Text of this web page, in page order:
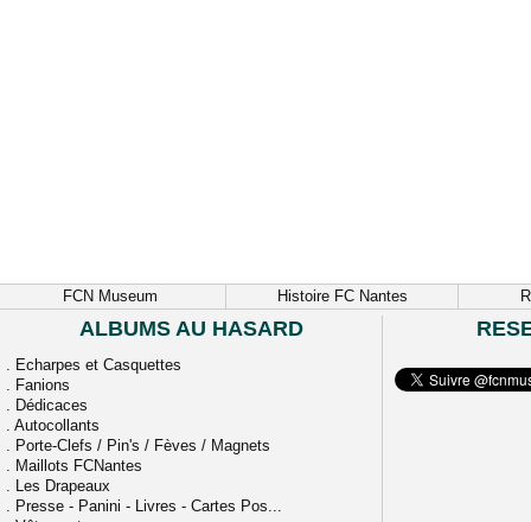
FCN Museum Histoire FC Nantes
ALBUMS AU HASARD
. Echarpes et Casquettes
. Fanions
. Dédicaces
. Autocollants
. Porte-Clefs / Pin's / Fèves / Magnets
. Maillots FCNantes
. Les Drapeaux
. Presse - Panini - Livres - Cartes Pos...